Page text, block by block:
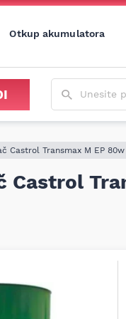
Otkup akumulatora
Castrol Transmax M EP
Castrol